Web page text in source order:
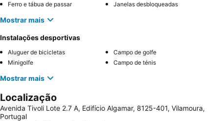
Ferro e tábua de passar
Janelas desbloqueadas
Mostrar mais
Instalações desportivas
Aluguer de bicicletas
Campo de golfe
Minigolfe
Campo de ténis
Mostrar mais
Localização
Avenida Tivoli Lote 2.7 A, Edifício Algamar, 8125-401, Vilamoura,
Portugal